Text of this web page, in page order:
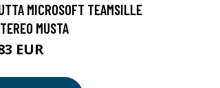
MICROSOFT TEAMSILLE
MUSTA
EUR